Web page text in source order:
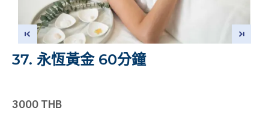
37. 永恆黃金 60分鐘
3000 THB